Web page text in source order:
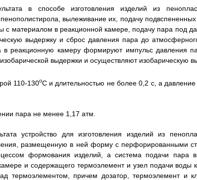
в способе изготовления изделий из
вылеживание их, подачу
материалом в реакционной камере, подачу пара под
выдержку и сброс давления пара до
в реакционную камеру формируют импульс давления
выдержки и осуществляют изобарическую
110-130oC и длительностью не более 0,2 с, а
пара не менее 1,17 атм.
устройство для изготовления изделий из
размещенную в ней форму с перфорированными
формования изделий, а система подачи пара
и содержащего термоэлемент и узел подачи воды
термоэлементом, причем дозатор, термоэлемент и